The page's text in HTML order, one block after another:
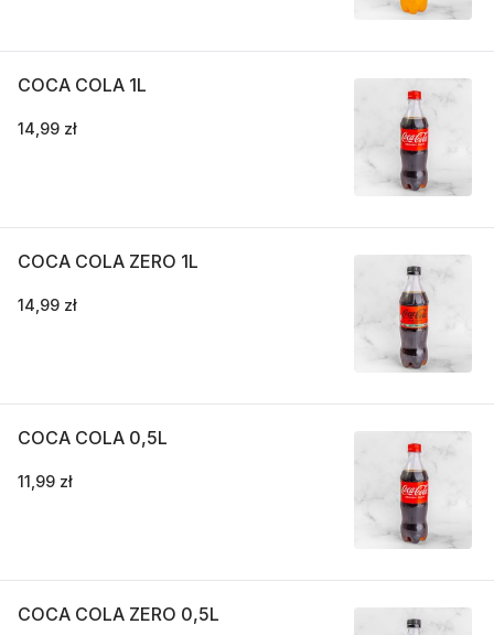
COCA COLA 1L
14,99 zł
COCA COLA ZERO 1L
14,99 zł
COCA COLA 0,5L
11,99 zł
COCA COLA ZERO 0,5L